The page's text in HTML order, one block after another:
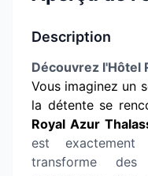
Description
Découvrez l'Hôtel
Vous imaginez un
la détente se
Royal Azur
est
transforme